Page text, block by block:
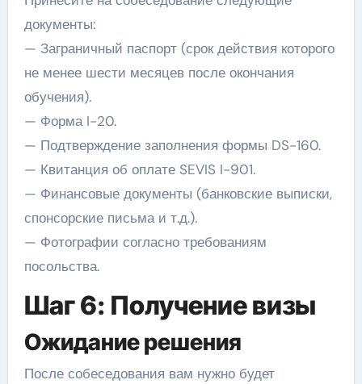
документы:
— Заграничный паспорт (срок действия которого
не менее шести месяцев после окончания
обучения).
— Форма I-20.
— Подтверждение заполнения формы DS-160.
— Квитанция об оплате SEVIS I-901.
— Финансовые документы (банковские выписки,
спонсорские письма и т.д.).
— Фотографии согласно требованиям
посольства.
Шаг 6: Получение визы
Ожидание решения
После собеседования вам нужно будет